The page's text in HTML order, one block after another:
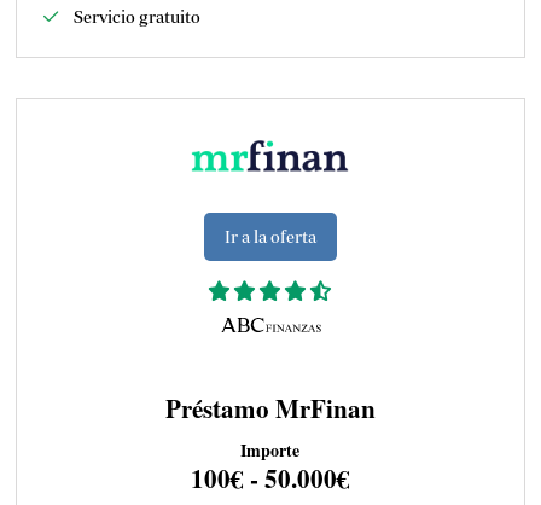
Servicio gratuito
Ir a la oferta
Préstamo MrFinan
Importe
100€ - 50.000€